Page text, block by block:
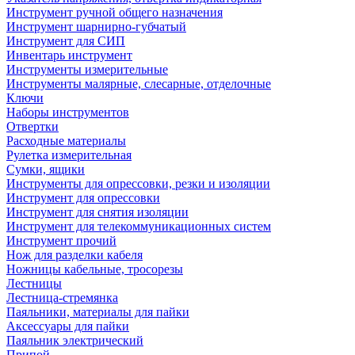
Инструмент ручной общего назначения
Инструмент шарнирно-губчатый
Инструмент для СИП
Инвентарь инструмент
Инструменты измерительные
Инструменты малярные, слесарные, отделочные
Ключи
Наборы инструментов
Отвертки
Расходные материалы
Рулетка измерительная
Сумки, ящики
Инструменты для опрессовки, резки и изоляции
Инструмент для опрессовки
Инструмент для снятия изоляции
Инструмент для телекоммуникационных систем
Инструмент прочий
Нож для разделки кабеля
Ножницы кабельные, тросорезы
Лестницы
Лестница-стремянка
Паяльники, материалы для пайки
Аксессуары для пайки
Паяльник электрический